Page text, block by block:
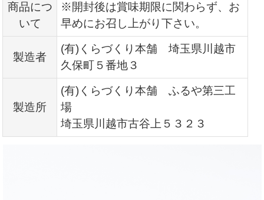
商品につ
いて
※開封後は賞味期限に関わらず、お
早めにお召し上がり下さい。
製造者
(有)くらづくり本舗 埼玉県川越市
久保町５番地３
製造所
(有)くらづくり本舗 ふるや第三工
場
埼玉県川越市古谷上５３２３